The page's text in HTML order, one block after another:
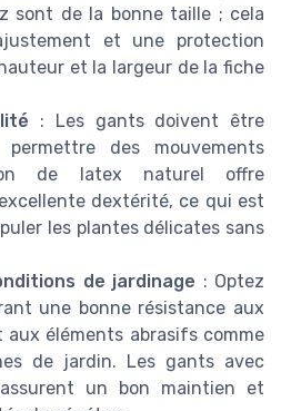
sont de la bonne taille ; cela
et une protection
et la largeur de la fiche
: Les gants doivent être
des mouvements
de latex naturel offre
dextérité, ce qui est
les plantes délicates sans
de jardinage : Optez
une bonne résistance aux
aux éléments abrasifs comme
de jardin. Les gants avec
un bon maintien et